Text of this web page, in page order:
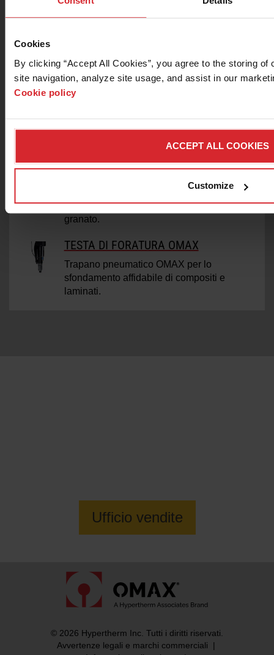
Cookies
By clicking “Accept All Cookies”, you agree to the storing
site navigation, analyze site usage, and assist in our
Cookie policy
ACCEPT ALL COOKIES
Customize
COLLISION SENSING TERRAIN
FOLLOWER
strumento essenziale per lavorare su
superfici irregolari.
LASER FEATURE FINDER
Laser Feature Finder consente di avere un
riferimento visivo prima di introdurre acqua e
granato.
TESTA DI FORATURA OMAX
Trapano pneumatico OMAX per lo
sfondamento affidabile di compositi e
laminati.
Ufficio vendite
© 2026 Hypertherm Inc. Tutti i diritti riservati.
Avvertenze legali e marchi commerciali
|